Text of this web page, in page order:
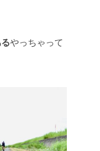
やっちゃって